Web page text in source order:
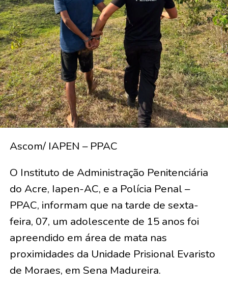
Ascom/ IAPEN – PPAC
O Instituto de Administração Penitenciária
do Acre, Iapen-AC, e a Polícia Penal –
PPAC, informam que na tarde de sexta-
feira, 07, um adolescente de 15 anos foi
apreendido em área de mata nas
proximidades da Unidade Prisional Evaristo
de Moraes, em Sena Madureira.